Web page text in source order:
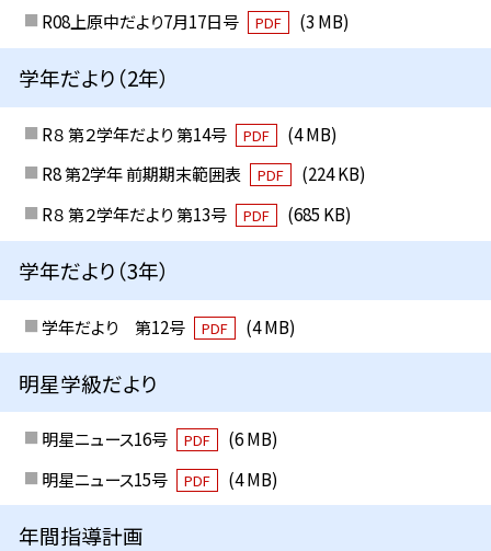
R08上原中だより7月17日号 PDF (3 MB)
学年だより（2年）
R８ 第２学年だより 第14号 PDF
(4 MB)
R8 第2学年 前期期末範囲表
PDF
(224 KB)
R８ 第２学年だより 第13号
PDF (685 KB)
学年だより（3年）
学年だより 第12号 PDF (4 MB)
明星学級だより
明星ニュース16号 PDF
(6 MB)
明星ニュース15号
PDF (4 MB)
年間指導計画